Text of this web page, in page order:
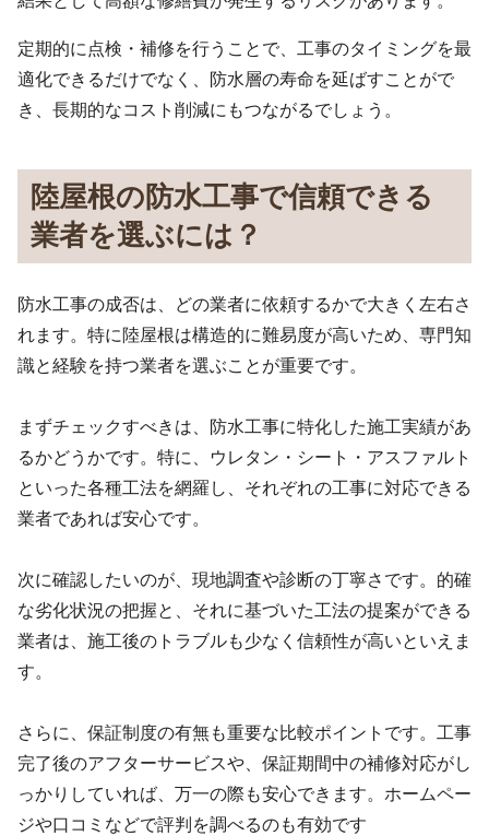
定期的に点検・補修を行うことで、工事のタイミングを最
適化できるだけでなく、防水層の寿命を延ばすことがで
き、長期的なコスト削減にもつながるでしょう。
陸屋根の防水工事で信頼できる
業者を選ぶには？
防水工事の成否は、どの業者に依頼するかで大きく左右さ
れます。特に陸屋根は構造的に難易度が高いため、専門知
識と経験を持つ業者を選ぶことが重要です。
まずチェックすべきは、防水工事に特化した施工実績があ
るかどうかです。特に、ウレタン・シート・アスファルト
といった各種工法を網羅し、それぞれの工事に対応できる
業者であれば安心です。
次に確認したいのが、現地調査や診断の丁寧さです。的確
な劣化状況の把握と、それに基づいた工法の提案ができる
業者は、施工後のトラブルも少なく信頼性が高いといえま
す。
さらに、保証制度の有無も重要な比較ポイントです。工事
完了後のアフターサービスや、保証期間中の補修対応がし
っかりしていれば、万一の際も安心できます。ホームペー
ジや口コミなどで評判を調べるのも有効です